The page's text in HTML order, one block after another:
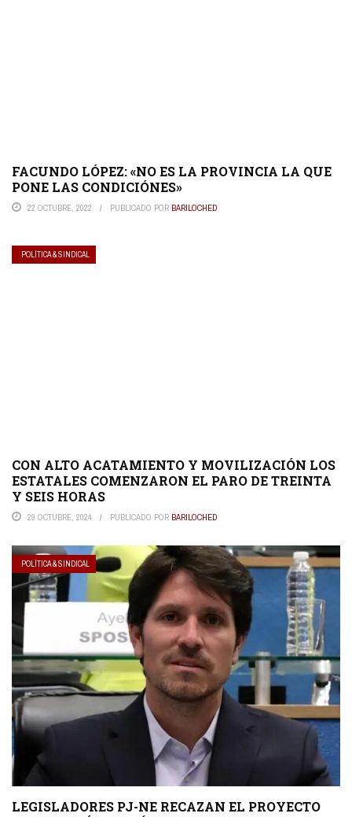
FACUNDO LÓPEZ: «NO ES LA PROVINCIA LA QUE
PONE LAS CONDICIÓNES»
22 OCTUBRE, 2022 PUBLICADO POR BARILOCHED
POLÍTICA & SINDICAL
CON ALTO ACATAMIENTO Y MOVILIZACIÓN LOS
ESTATALES COMENZARON EL PARO DE TREINTA
Y SEIS HORAS
29 OCTUBRE, 2024 PUBLICADO POR BARILOCHED
POLÍTICA & SINDICAL
LEGISLADORES PJ-NE RECAZAN EL PROYECTO